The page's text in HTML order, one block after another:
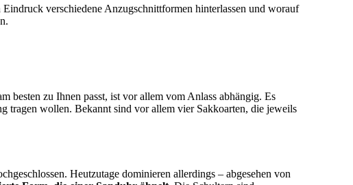
verschiedene Anzugschnittformen hinterlassen und worauf
besten zu Ihnen passt, ist vor allem vom Anlass abhängig. Es
tragen wollen. Bekannt sind vor allem vier Sakkoarten, die jeweils
Heutzutage dominieren allerdings – abgesehen von